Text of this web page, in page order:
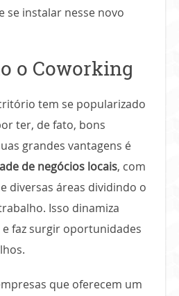
se instalar nesse novo
o Coworking
tem se popularizado
ter, de fato, bons
grandes vantagens é
de negócios locais, com
diversas áreas dividindo o
Isso dinamiza
faz surgir oportunidades
que oferecem um